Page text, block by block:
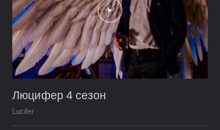
Люцифер 4 сезон
Lucifer